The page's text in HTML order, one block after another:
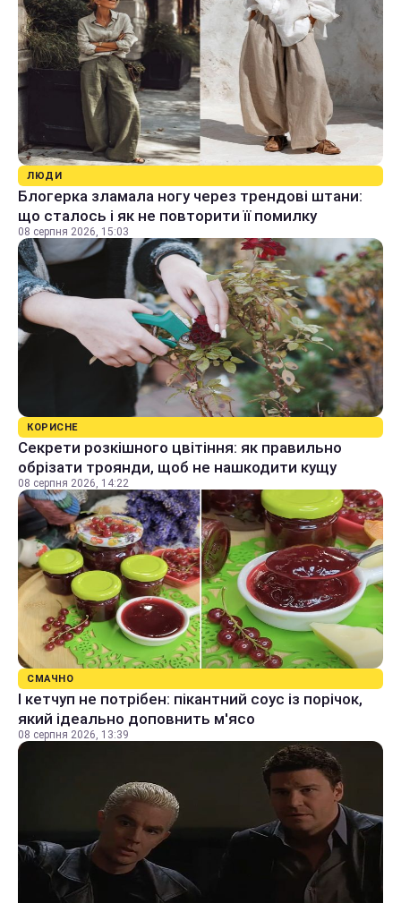
ЛЮДИ
Блогерка зламала ногу через трендові штани:
що сталось і як не повторити її помилку
08 серпня 2026, 15:03
КОРИСНЕ
Секрети розкішного цвітіння: як правильно
обрізати троянди, щоб не нашкодити кущу
08 серпня 2026, 14:22
СМАЧНО
І кетчуп не потрібен: пікантний соус із порічок,
який ідеально доповнить м'ясо
08 серпня 2026, 13:39